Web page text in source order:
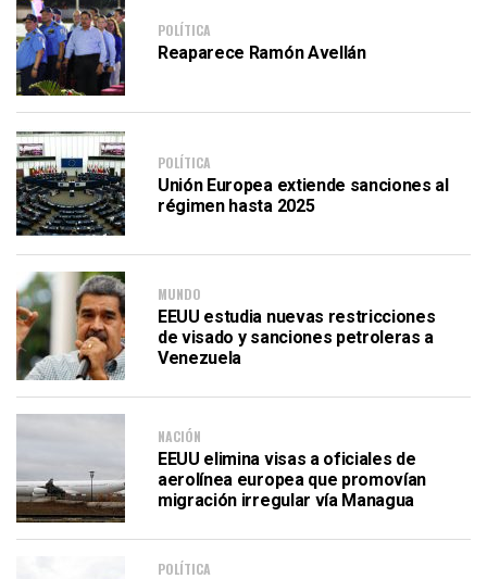
POLÍTICA
Reaparece Ramón Avellán
POLÍTICA
Unión Europea extiende sanciones al
régimen hasta 2025
MUNDO
EEUU estudia nuevas restricciones
de visado y sanciones petroleras a
Venezuela
NACIÓN
EEUU elimina visas a oficiales de
aerolínea europea que promovían
migración irregular vía Managua
POLÍTICA